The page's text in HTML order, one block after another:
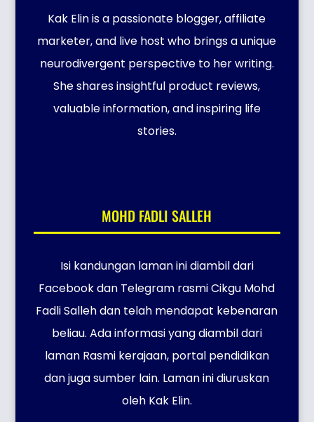
Kak Elin is a passionate blogger, affiliate
marketer, and live host who brings a unique
neurodivergent perspective to her writing.
She shares insightful product reviews,
valuable information, and inspiring life
stories.
MOHD FADLI SALLEH
Isi kandungan laman ini diambil dari
Facebook dan Telegram rasmi Cikgu Mohd
Fadli Salleh dan telah mendapat kebenaran
beliau. Ada informasi yang diambil dari
laman Rasmi kerajaan, portal pendidikan
dan juga sumber lain. Laman ini diuruskan
oleh Kak Elin.